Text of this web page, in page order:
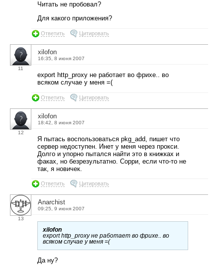
Читать не пробовал?
Для какого приложения?
Ответить Цитировать
11
xilofon
16:35, 8 июня 2007
export http_proxy не работает во фрихе.. во
всяком случае у меня =(
Ответить Цитировать
12
xilofon
18:42, 8 июня 2007
Я пытась воспользоваться pkg_add, пишет что
сервер недоступен. Инет у меня через прокси.
Долго и упорно пытался найти это в книжках и
факах, но безрезультатно. Сорри, если что-то не
так, я новичек.
Ответить Цитировать
13
Anarchist
09:25, 9 июня 2007
xilofon
export http_proxy не работает во фрихе.. во
всяком случае у меня =(
Да ну?